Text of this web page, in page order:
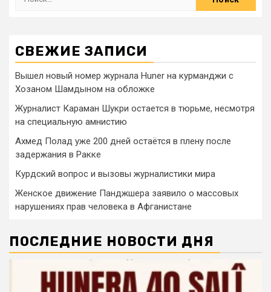
СВЕЖИЕ ЗАПИСИ
Вышел новый номер журнала Huner на курманджи с
Хозаном Шамдыном на обложке
Журналист Караман Шукри остается в тюрьме, несмотря
на специальную амнистию
Ахмед Полад уже 200 дней остаётся в плену после
задержания в Ракке
Курдский вопрос и вызовы журналистики мира
Женское движение Панджшера заявило о массовых
нарушениях прав человека в Афганистане
ПОСЛЕДНИЕ НОВОСТИ ДНЯ